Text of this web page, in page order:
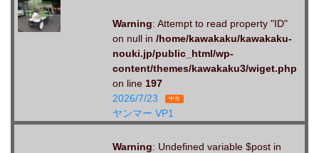
Warning: Attempt to read property "ID"
on null in /home/kawakaku/kawakaku-
nouki.jp/public_html/wp-
content/themes/kawakaku3/wiget.php
on line 197
2026/7/23
中古
ヤンマー VP1
Warning: Undefined variable $post in